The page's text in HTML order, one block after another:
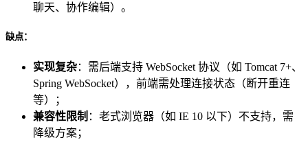
聊天、协作编辑）。
缺点：
实现复杂：需后端支持 WebSocket 协议（如 Tomcat 7+、
Spring WebSocket），前端需处理连接状态（断开重连
等）；
兼容性限制 ：老式浏览器（如 IE 10 以下）不支持，需
降级方案；